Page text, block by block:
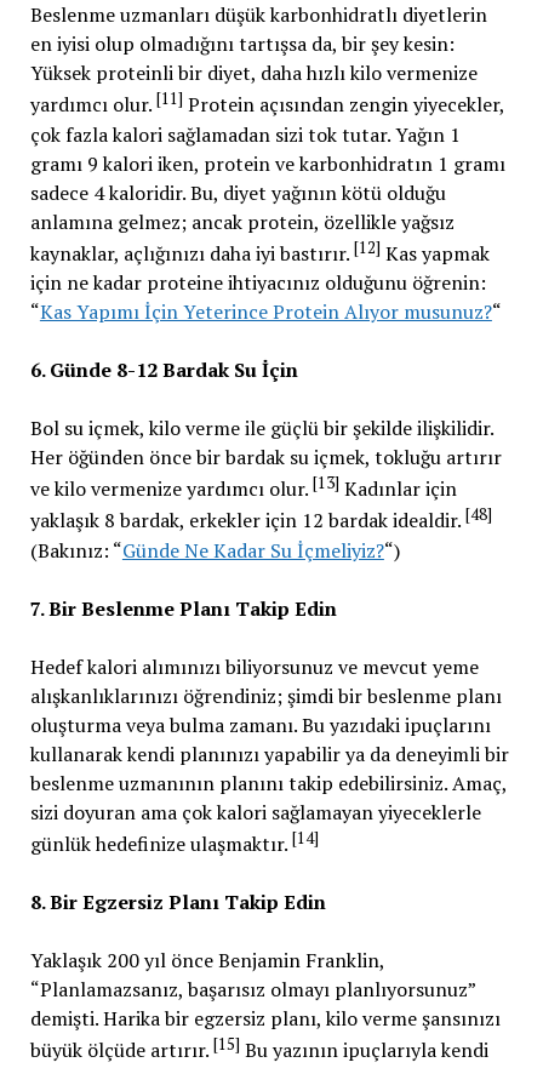
Beslenme uzmanları düşük karbonhidratlı diyetlerin
en iyisi olup olmadığını tartışsa da, bir şey kesin:
Yüksek proteinli bir diyet, daha hızlı kilo vermenize
yardımcı olur. [11] Protein açısından zengin yiyecekler,
çok fazla kalori sağlamadan sizi tok tutar. Yağın 1
gramı 9 kalori iken, protein ve karbonhidratın 1 gramı
sadece 4 kaloridir. Bu, diyet yağının kötü olduğu
anlamına gelmez; ancak protein, özellikle yağsız
kaynaklar, açlığınızı daha iyi bastırır. [12] Kas yapmak
için ne kadar proteine ihtiyacınız olduğunu öğrenin:
“Kas Yapımı İçin Yeterince Protein Alıyor musunuz?“
6. Günde 8-12 Bardak Su İçin
Bol su içmek, kilo verme ile güçlü bir şekilde ilişkilidir.
Her öğünden önce bir bardak su içmek, tokluğu artırır
ve kilo vermenize yardımcı olur. [13] Kadınlar için
yaklaşık 8 bardak, erkekler için 12 bardak idealdir. [48]
(Bakınız: “Günde Ne Kadar Su İçmeliyiz?“)
7. Bir Beslenme Planı Takip Edin
Hedef kalori alımınızı biliyorsunuz ve mevcut yeme
alışkanlıklarınızı öğrendiniz; şimdi bir beslenme planı
oluşturma veya bulma zamanı. Bu yazıdaki ipuçlarını
kullanarak kendi planınızı yapabilir ya da deneyimli bir
beslenme uzmanının planını takip edebilirsiniz. Amaç,
sizi doyuran ama çok kalori sağlamayan yiyeceklerle
günlük hedefinize ulaşmaktır. [14]
8. Bir Egzersiz Planı Takip Edin
Yaklaşık 200 yıl önce Benjamin Franklin,
“Planlamazsanız, başarısız olmayı planlıyorsunuz”
demişti. Harika bir egzersiz planı, kilo verme şansınızı
büyük ölçüde artırır. [15] Bu yazının ipuçlarıyla kendi